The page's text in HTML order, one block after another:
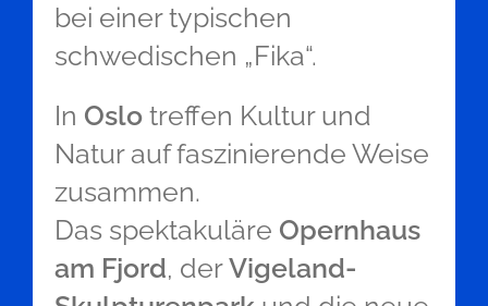
bei einer typischen
schwedischen „Fika“.
In Oslo treffen Kultur und
Natur auf faszinierende Weise
zusammen.
Das spektakuläre Opernhaus
am Fjord, derVigeland-